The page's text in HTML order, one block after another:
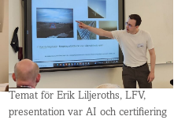
Temat för Erik Liljeroths, LFV,
presentation var AI och certifiering